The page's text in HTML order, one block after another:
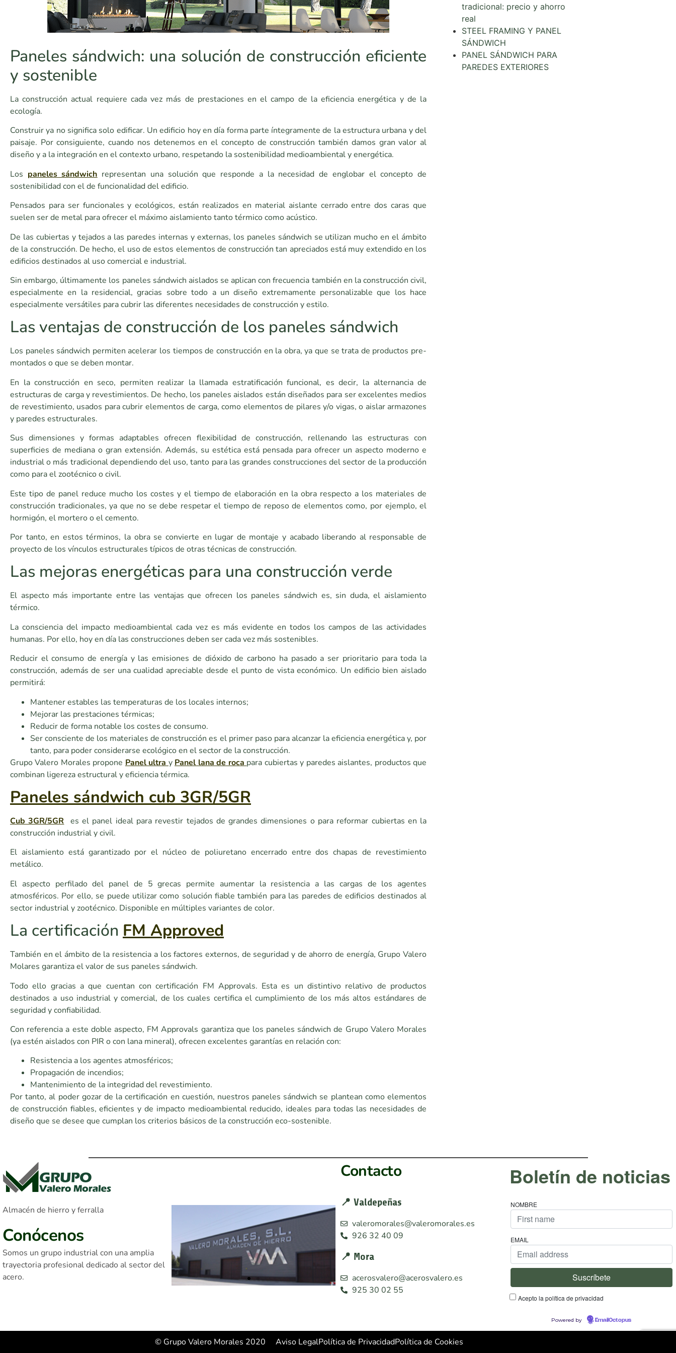
Paneles sándwich: una solución de construcción eficiente
y sostenible
La construcción actual requiere cada vez más de prestaciones en el campo de la eficiencia energética y de la
ecología.
Construir ya no significa solo edificar. Un edificio hoy en día forma parte íntegramente de la estructura urbana y del
paisaje. Por consiguiente, cuando nos detenemos en el concepto de construcción también damos gran valor al
diseño y a la integración en el contexto urbano, respetando la sostenibilidad medioambiental y energética.
Los paneles sándwich representan una solución que responde a la necesidad de englobar el concepto de
sostenibilidad con el de funcionalidad del edificio.
Pensados para ser funcionales y ecológicos, están realizados en material aislante cerrado entre dos caras que
suelen ser de metal para ofrecer el máximo aislamiento tanto térmico como acústico.
De las cubiertas y tejados a las paredes internas y externas, los paneles sándwich se utilizan mucho en el ámbito
de la construcción. De hecho, el uso de estos elementos de construcción tan apreciados está muy extendido en los
edificios destinados al uso comercial e industrial.
Sin embargo, últimamente los paneles sándwich aislados se aplican con frecuencia también en la construcción civil,
especialmente en la residencial, gracias sobre todo a un diseño extremamente personalizable que los hace
especialmente versátiles para cubrir las diferentes necesidades de construcción y estilo.
Las ventajas de construcción de los paneles sándwich
Los paneles sándwich permiten acelerar los tiempos de construcción en la obra, ya que se trata de productos pre-
montados o que se deben montar.
En la construcción en seco, permiten realizar la llamada estratificación funcional, es decir, la alternancia de
estructuras de carga y revestimientos. De hecho, los paneles aislados están diseñados para ser excelentes medios
de revestimiento, usados para cubrir elementos de carga, como elementos de pilares y/o vigas, o aislar armazones
y paredes estructurales.
Sus dimensiones y formas adaptables ofrecen flexibilidad de construcción, rellenando las estructuras con
superficies de mediana o gran extensión. Además, su estética está pensada para ofrecer un aspecto moderno e
industrial o más tradicional dependiendo del uso, tanto para las grandes construcciones del sector de la producción
como para el zootécnico o civil.
Este tipo de panel reduce mucho los costes y el tiempo de elaboración en la obra respecto a los materiales de
construcción tradicionales, ya que no se debe respetar el tiempo de reposo de elementos como, por ejemplo, el
hormigón, el mortero o el cemento.
Por tanto, en estos términos, la obra se convierte en lugar de montaje y acabado liberando al responsable de
proyecto de los vínculos estructurales típicos de otras técnicas de construcción.
Las mejoras energéticas para una construcción verde
El aspecto más importante entre las ventajas que ofrecen los paneles sándwich es, sin duda, el aislamiento
térmico.
La consciencia del impacto medioambiental cada vez es más evidente en todos los campos de las actividades
humanas. Por ello, hoy en día las construcciones deben ser cada vez más sostenibles.
Reducir el consumo de energía y las emisiones de dióxido de carbono ha pasado a ser prioritario para toda la
construcción, además de ser una cualidad apreciable desde el punto de vista económico. Un edificio bien aislado
permitirá:
Mantener estables las temperaturas de los locales internos;
Mejorar las prestaciones térmicas;
Reducir de forma notable los costes de consumo.
Ser consciente de los materiales de construcción es el primer paso para alcanzar la eficiencia energética y, por
tanto, para poder considerarse ecológico en el sector de la construcción.
Grupo Valero Morales propone Panel ultra y Panel lana de roca para cubiertas y paredes aislantes, productos que
combinan ligereza estructural y eficiencia térmica.
Paneles sándwich cub 3GR/5GR
Cub 3GR/5GR es el panel ideal para revestir tejados de grandes dimensiones o para reformar cubiertas en la
construcción industrial y civil.
El aislamiento está garantizado por el núcleo de poliuretano encerrado entre dos chapas de revestimiento
metálico.
El aspecto perfilado del panel de 5 grecas permite aumentar la resistencia a las cargas de los agentes
atmosféricos. Por ello, se puede utilizar como solución fiable también para las paredes de edificios destinados al
sector industrial y zootécnico. Disponible en múltiples variantes de color.
La certificación FM Approved
También en el ámbito de la resistencia a los factores externos, de seguridad y de ahorro de energía, Grupo Valero
Molares garantiza el valor de sus paneles sándwich.
Todo ello gracias a que cuentan con certificación FM Approvals. Esta es un distintivo relativo de productos
destinados a uso industrial y comercial, de los cuales certifica el cumplimiento de los más altos estándares de
seguridad y confiabilidad.
Con referencia a este doble aspecto, FM Approvals garantiza que los paneles sándwich de Grupo Valero Morales
(ya estén aislados con PIR o con lana mineral), ofrecen excelentes garantías en relación con:
Resistencia a los agentes atmosféricos;
Propagación de incendios;
Mantenimiento de la integridad del revestimiento.
Por tanto, al poder gozar de la certificación en cuestión, nuestros paneles sándwich se plantean como elementos
de construcción fiables, eficientes y de impacto medioambiental reducido, ideales para todas las necesidades de
diseño que se desee que cumplan los criterios básicos de la construcción eco-sostenible.
tradicional: precio y ahorro
real
STEEL FRAMING Y PANEL
SÁNDWICH
PANEL SÁNDWICH PARA
PAREDES EXTERIORES
Almacén de hierro y ferralla
Conócenos
Somos un grupo industrial con una amplia
trayectoria profesional dedicado al sector del
acero.
Oficina de Oficina de
Mora
Contacto
📍 Valdepeñas
valeromorales@valeromorales.es
926 32 40 09
📍 Mora
acerosvalero@acerosvalero.es
925 30 02 55
Boletín de noticias
NOMBRE
EMAIL
Acepto la política de privacidad
Powered by EmailOctopus
© Grupo Valero Morales 2020 Aviso LegalPolítica de PrivacidadPolítica de Cookies